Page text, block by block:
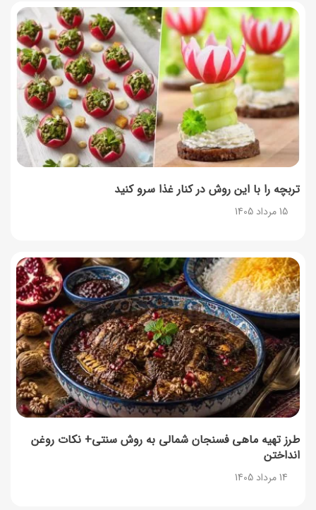
تربچه را با این روش در کنار غذا سرو کنید
15 مرداد 1405
طرز تهیه ماهی فسنجان شمالی به روش سنتی+ نکات روغن
انداختن
14 مرداد 1405